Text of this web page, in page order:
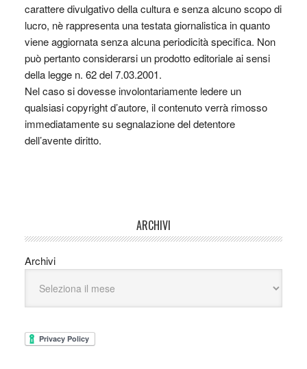
carattere divulgativo della cultura e senza alcuno scopo di
lucro, nè rappresenta una testata giornalistica in quanto
viene aggiornata senza alcuna periodicità specifica. Non
può pertanto considerarsi un prodotto editoriale ai sensi
della legge n. 62 del 7.03.2001.
Nel caso si dovesse involontariamente ledere un
qualsiasi copyright d’autore, il contenuto verrà rimosso
immediatamente su segnalazione del detentore
dell’avente diritto.
ARCHIVI
Archivi